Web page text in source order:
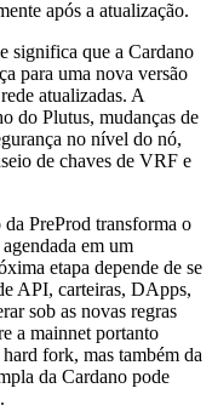
após a atualização.
significa que a Cardano
para uma nova versão
atualizadas. A
do Plutus, mudanças de
no nível do nó,
de chaves de VRF e
da PreProd transforma o
em um
etapa depende de se
API, carteiras, DApps,
sob as novas regras
a mainnet portanto
fork, mas também da
da Cardano pode